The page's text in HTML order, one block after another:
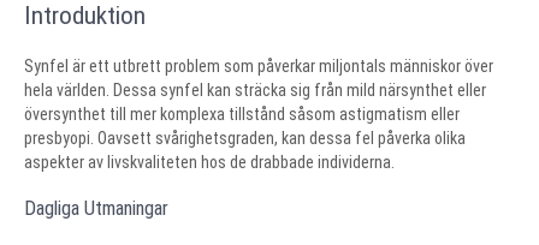
Introduktion
Synfel är ett utbrett problem som påverkar miljontals människor över
hela världen. Dessa synfel kan sträcka sig från mild närsynthet eller
översynthet till mer komplexa tillstånd såsom astigmatism eller
presbyopi. Oavsett svårighetsgraden, kan dessa fel påverka olika
aspekter av livskvaliteten hos de drabbade individerna.
Dagliga Utmaningar